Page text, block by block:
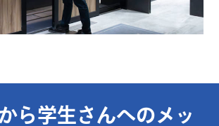
ら学生さんへのメッ